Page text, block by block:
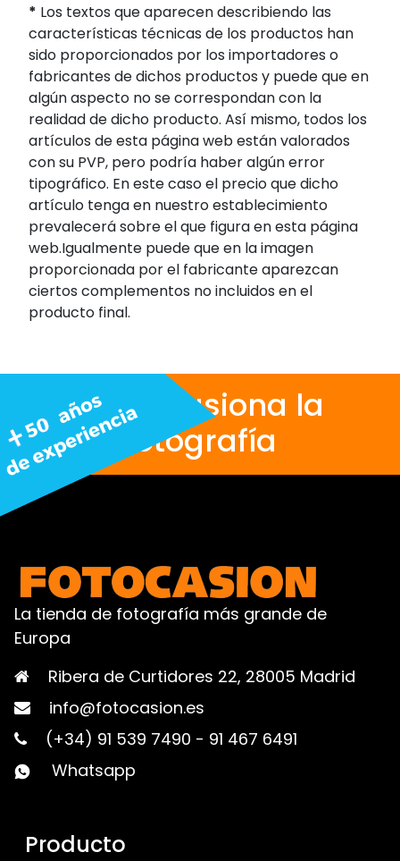
* Los textos que aparecen describiendo las
características técnicas de los productos han
sido proporcionados por los importadores o
fabricantes de dichos productos y puede que en
algún aspecto no se correspondan con la
realidad de dicho producto. Así mismo, todos los
artículos de esta página web están valorados
con su PVP, pero podría haber algún error
tipográfico. En este caso el precio que dicho
artículo tenga en nuestro establecimiento
prevalecerá sobre el que figura en esta página
web.Igualmente puede que en la imagen
proporcionada por el fabricante aparezcan
ciertos complementos no incluidos en el
producto final.
Nos apasiona la
fotografía
La tienda de fotografía más grande de
Europa
Ribera de Curtidores 22, 28005 Madrid
info@fotocasion.es
(+34) 91 539 7490 - 91 467 6491
Whatsapp
Producto